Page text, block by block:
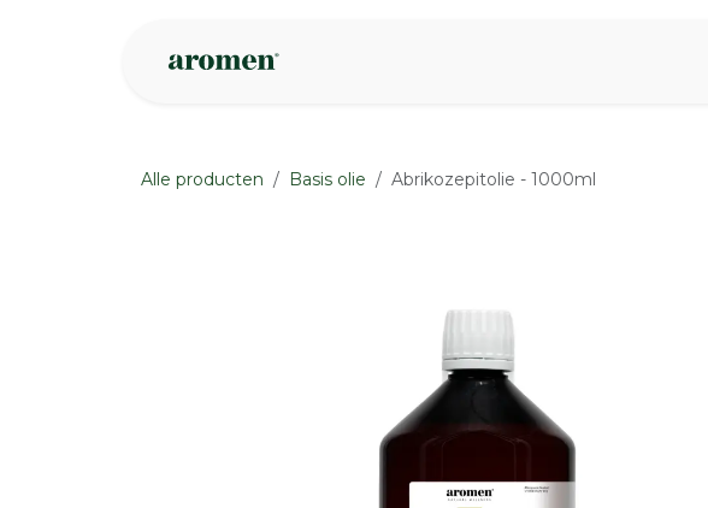
Alle producten Basis olie Abrikozepitolie - 1000ml